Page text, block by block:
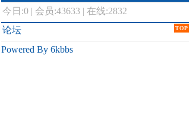
今日:0 | 会员:43633 | 在线:2832
TOP
论坛
Powered By 6kbbs